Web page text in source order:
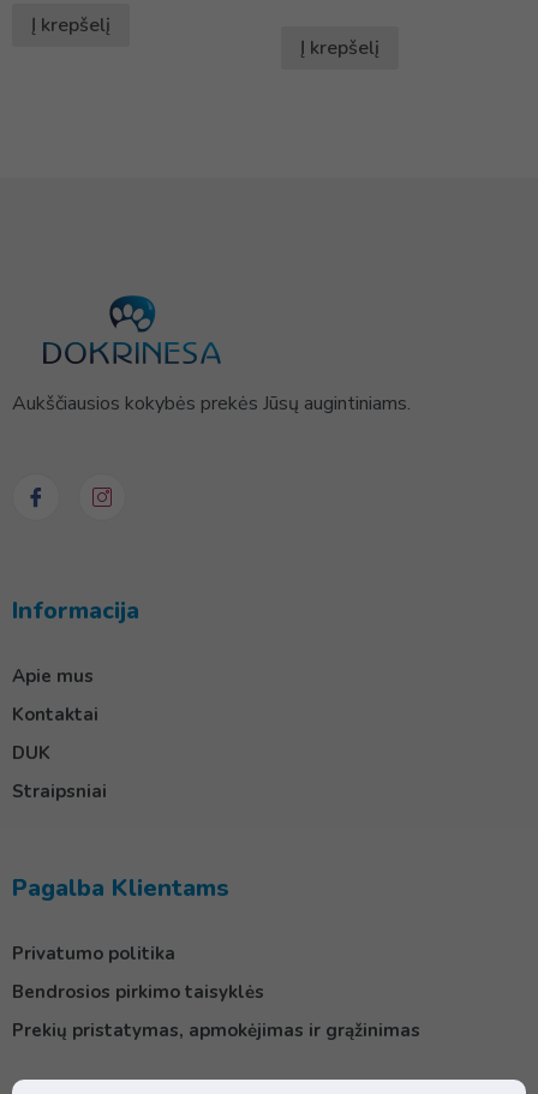
Į krepšelį
Į krepšelį
Aukščiausios kokybės prekės Jūsų augintiniams.
Informacija
Apie mus
Kontaktai
DUK
Straipsniai
Pagalba Klientams
Privatumo politika
Bendrosios pirkimo taisyklės
Prekių pristatymas, apmokėjimas ir grąžinimas